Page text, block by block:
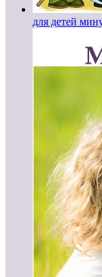
для детей